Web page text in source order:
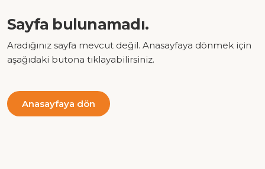
Sayfa bulunamadı.
Aradığınız sayfa mevcut değil. Anasayfaya dönmek için
aşağıdaki butona tıklayabilirsiniz.
Anasayfaya dön